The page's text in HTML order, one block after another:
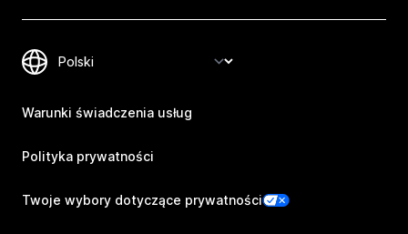
Warunki świadczenia usług
Polityka prywatności
Twoje wybory dotyczące prywatności